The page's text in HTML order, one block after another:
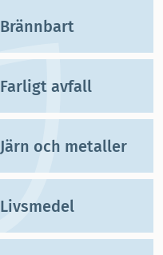
Brännbart
Farligt avfall
Järn och metaller
Livsmedel